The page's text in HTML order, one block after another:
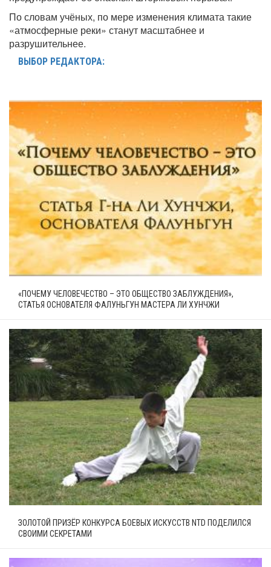
По словам учёных, по мере изменения климата такие
«атмосферные реки» станут масштабнее и
разрушительнее.
ВЫБОР РЕДАКТОРА:
«ПОЧЕМУ ЧЕЛОВЕЧЕСТВО – ЭТО ОБЩЕСТВО ЗАБЛУЖДЕНИЯ»,
СТАТЬЯ ОСНОВАТЕЛЯ ФАЛУНЬГУН МАСТЕРА ЛИ ХУНЧЖИ
ЗОЛОТОЙ ПРИЗЁР КОНКУРСА БОЕВЫХ ИСКУССТВ NTD ПОДЕЛИЛСЯ
СВОИМИ СЕКРЕТАМИ